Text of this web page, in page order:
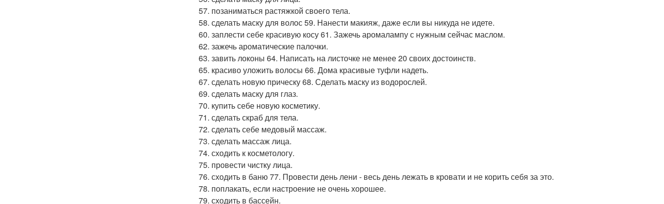
57. позаниматься растяжкой своего тела.
58. сделать маску для волос 59. Нанести макияж, даже если вы никуда не идете.
60. заплести себе красивую косу 61. Зажечь аромалампу с нужным сейчас маслом.
62. зажечь ароматические палочки.
63. завить локоны 64. Написать на листочке не менее 20 своих достоинств.
65. красиво уложить волосы 66. Дома красивые туфли надеть.
67. сделать новую прическу 68. Сделать маску из водорослей.
69. сделать маску для глаз.
70. купить себе новую косметику.
71. сделать скраб для тела.
72. сделать себе медовый массаж.
73. сделать массаж лица.
74. сходить к косметологу.
75. провести чистку лица.
76. сходить в баню 77. Провести день лени - весь день лежать в кровати и не корить себя за это.
78. поплакать, если настроение не очень хорошее.
79. сходить в бассейн.